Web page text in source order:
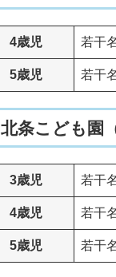
4歳児 若干
5歳児 若干
北条こども園
3歳児 若干
4歳児 若干
5歳児 若干